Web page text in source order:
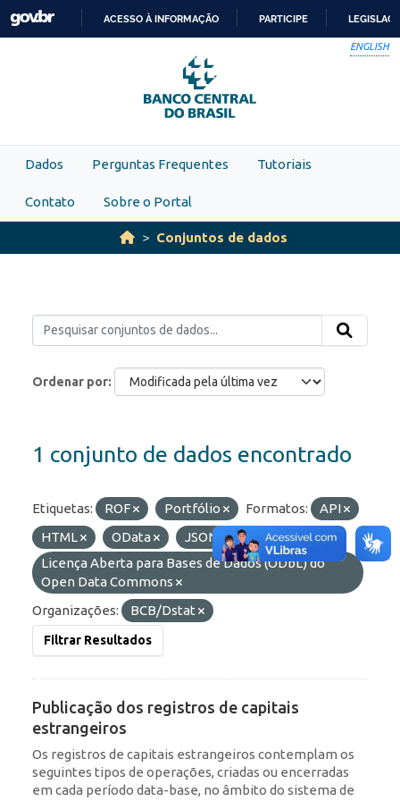
Skip to main content
PARA
O
CONTEÚDO
ACESSO À INFORMAÇÃO PARTICIPE
ENGLISH
Dados Perguntas Frequentes Tutoriais
Contato Sobre o Portal
Conjuntos de dados
Ordenar por
1 conjunto de dados encontrado
Etiquetas: ROF Portfólio Formatos:
API
HTML
OData JSON
Licenças:
Licença Aberta para Bases de Dados (ODbL) do
Open Data Commons
Organizações:
BCB/Dstat
Filtrar Resultados
Publicação dos registros de capitais
estrangeiros
Os registros de capitais estrangeiros contemplam os
seguintes tipos de operações, criadas ou encerradas
em cada período data-base, no âmbito do sistema de